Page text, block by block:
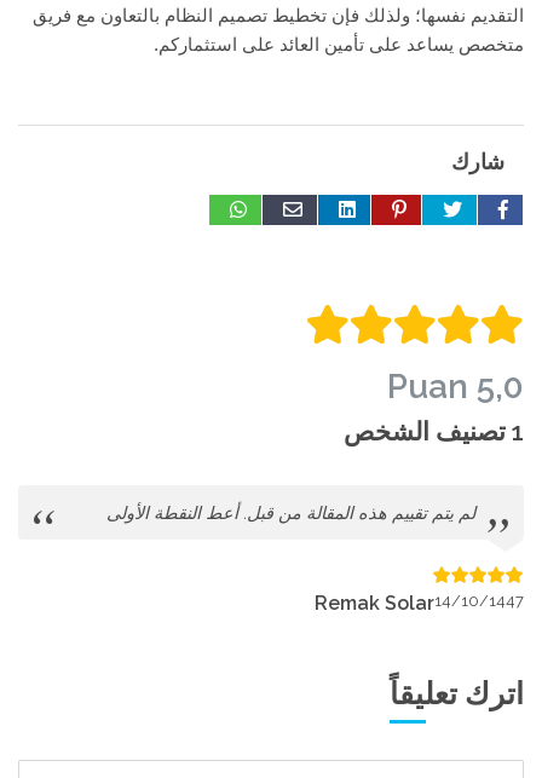
التقديم نفسها؛ ولذلك فإن تخطيط تصميم النظام بالتعاون مع فريق
متخصص يساعد على تأمين العائد على استثماركم.
شارك
5,0 Puan
1 تصنيف الشخص
لم يتم تقييم هذه المقالة من قبل. أعط النقطة الأولى
14/10/1447
Remak Solar
اترك تعليقاً